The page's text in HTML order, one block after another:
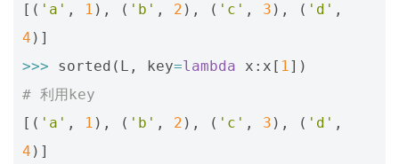
[( 'a' , 1 ), ( 'b' , 2 ), ( 'c' , 3 ), ( 'd' ,
4 )]
>>>
sorted ( L , key=lambda x : x [ 1])
# 利用key
[( 'a' , 1 ), ( 'b' , 2 ), ( 'c' , 3 ), ( 'd' ,
4 )]